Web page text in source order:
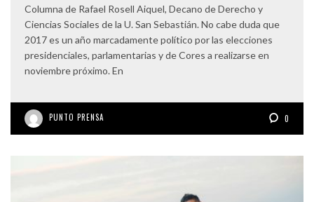
Columna de Rafael Rosell Aiquel, Decano de Derecho y
Ciencias Sociales de la U. San Sebastián. No cabe duda que
2017 es un año marcadamente político por las elecciones
presidenciales, parlamentarias y de Cores a realizarse en
noviembre próximo. En
PUNTO PRENSA 0